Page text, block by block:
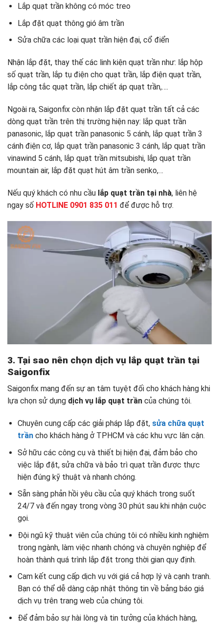
Lắp quạt trần không có móc treo
Lắp đặt quạt thông gió âm trần
Sửa chữa các loại quạt trần hiện đại, cổ điển
Nhận lắp đặt, thay thế các linh kiện quạt trần như: lắp hộp
số quạt trần, lắp tụ điện cho quạt trần, lắp điện quạt trần,
lắp công tắc quạt trần, lắp chiết áp quạt trần,….
Ngoài ra, Saigonfix còn nhận lắp đặt quạt trần tất cả các
dòng quạt trần trên thị trường hiện nay: lắp quạt trần
panasonic, lắp quạt trần panasonic 5 cánh, lắp quạt trần 3
cánh điện cơ, lắp quạt trần panasonic 3 cánh, lắp quạt trần
vinawind 5 cánh, lắp quạt trần mitsubishi, lắp quạt trần
mountain air, lắp đặt quạt hút âm trần senko,…
Nếu quý khách có nhu cầu lắp quạt trần tại nhà, liên hệ
ngay số HOTLINE 0901 835 011 để được hỗ trợ.
3. Tại sao nên chọn dịch vụ lắp quạt trần tại
Saigonfix
Saigonfix mang đến sự an tâm tuyệt đối cho khách hàng khi
lựa chọn sử dụng dịch vụ lắp quạt trần của chúng tôi.
Chuyên cung cấp các giải pháp lắp đặt, sửa chữa quạt
trầncho khách hàng ở TPHCM và các khu vực lân cận.
Sở hữu các công cụ và thiết bị hiện đại, đảm bảo cho
việc lắp đặt, sửa chữa và bảo trì quạt trần được thực
hiện đúng kỹ thuật và nhanh chóng.
Sẵn sàng phản hồi yêu cầu của quý khách trong suốt
24/7 và đến ngay trong vòng 30 phút sau khi nhận cuộc
gọi.
Đội ngũ kỹ thuật viên của chúng tôi có nhiều kinh nghiệm
trong ngành, làm việc nhanh chóng và chuyên nghiệp để
hoàn thành quá trình lắp đặt trong thời gian quy định.
Cam kết cung cấp dịch vụ với giá cả hợp lý và cạnh tranh.
Bạn có thể dễ dàng cập nhật thông tin về bảng báo giá
dịch vụ trên trang web của chúng tôi.
Để đảm bảo sự hài lòng và tin tưởng của khách hàng,